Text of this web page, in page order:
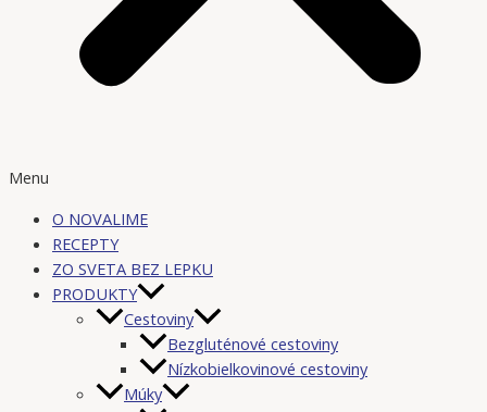
Menu
O NOVALIME
RECEPTY
ZO SVETA BEZ LEPKU
PRODUKTY
Cestoviny
Bezgluténové cestoviny
Nízkobielkovinové cestoviny
Múky